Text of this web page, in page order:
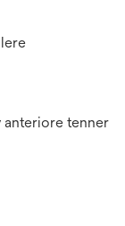
anteriore tenner